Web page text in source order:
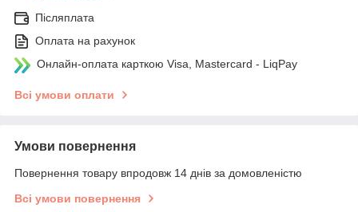
Післяплата
Оплата на рахунок
Онлайн-оплата карткою Visa, Mastercard - LiqPay
Всі умови оплати
Умови повернення
Повернення товару впродовж 14 днів за домовленістю
Всі умови повернення